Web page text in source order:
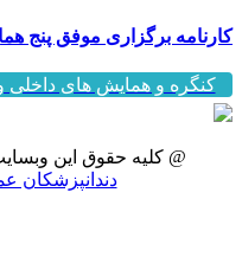
کارنامه برگزاری موفق پنج
کنگره و همایش های داخلی
@ کلیه حقوق این
دندانپزشکان